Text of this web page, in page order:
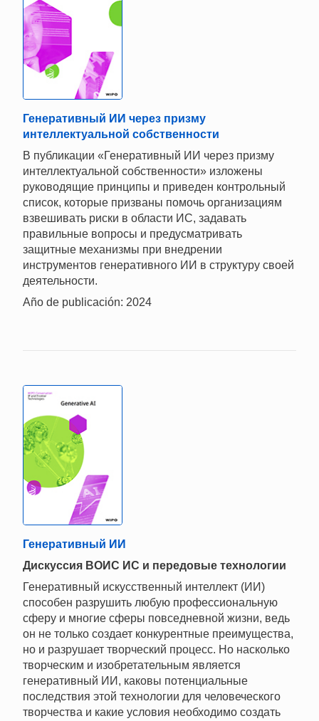
Генеративный ИИ через призму
интеллектуальной собственности
В публикации «Генеративный ИИ через призму
интеллектуальной собственности» изложены
руководящие принципы и приведен контрольный
список, которые призваны помочь организациям
взвешивать риски в области ИС, задавать
правильные вопросы и предусматривать
защитные механизмы при внедрении
инструментов генеративного ИИ в структуру своей
деятельности.
Año de publicación: 2024
Генеративный ИИ
Дискуссия ВОИС ИС и передовые технологии
Генеративный искусственный интеллект (ИИ)
способен разрушить любую профессиональную
сферу и многие сферы повседневной жизни, ведь
он не только создает конкурентные преимущества,
но и разрушает творческий процесс. Но насколько
творческим и изобретательным является
генеративный ИИ, каковы потенциальные
последствия этой технологии для человеческого
творчества и какие условия необходимо создать